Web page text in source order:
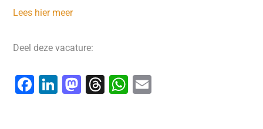
Lees hier meer
Deel deze vacature:
F
Li M T
W